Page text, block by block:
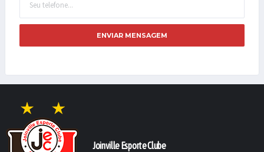
Joinville Esporte Clube